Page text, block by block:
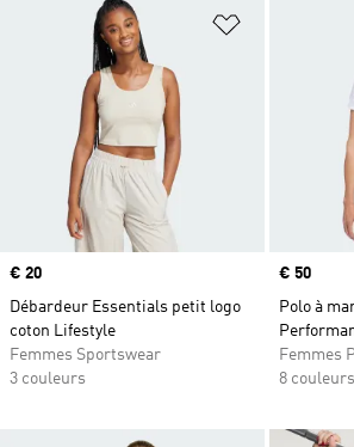
Ajouter à la
Prix
€ 20
Débardeur Essentials petit logo
coton Lifestyle
Femmes Sportswear
3 couleurs
Prix
€ 50
Polo à
Femmes
8 couleurs